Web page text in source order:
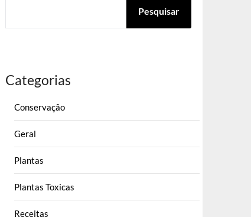
Pesquisar
Categorias
Conservação
Geral
Plantas
Plantas Toxicas
Receitas